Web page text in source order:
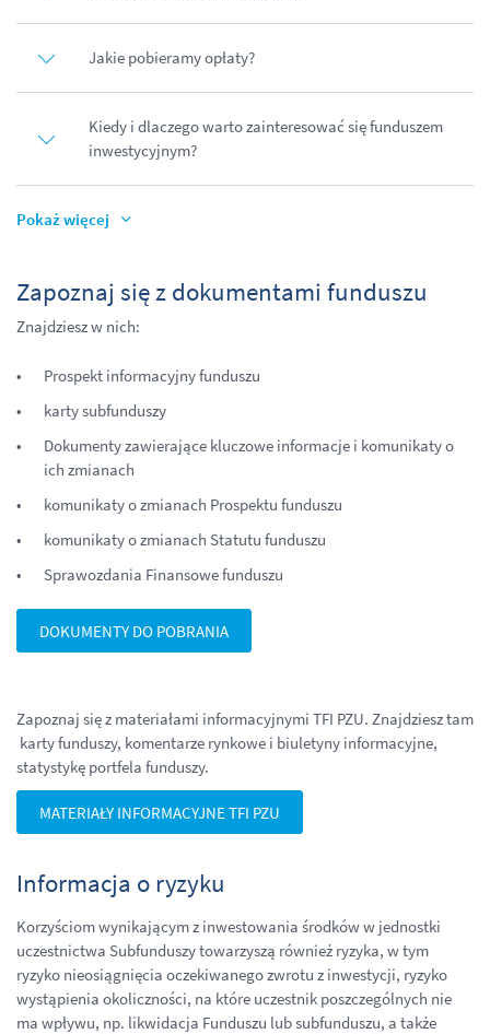
Jakie pobieramy opłaty?
Kiedy i dlaczego warto zainteresować się funduszem
inwestycyjnym?
Pokaż więcej
Zapoznaj się z dokumentami funduszu
Znajdziesz w nich:
Prospekt informacyjny funduszu
karty subfunduszy
Dokumenty zawierające kluczowe informacje i komunikaty o
ich zmianach
komunikaty o zmianach Prospektu funduszu
komunikaty o zmianach Statutu funduszu
Sprawozdania Finansowe funduszu
DOKUMENTY DO POBRANIA
Zapoznaj się z materiałami informacyjnymi TFI PZU. Znajdziesz tam
karty funduszy, komentarze rynkowe i biuletyny informacyjne,
statystykę portfela funduszy.
MATERIAŁY INFORMACYJNE TFI PZU
Informacja o ryzyku
Korzyściom wynikającym z inwestowania środków w jednostki
uczestnictwa Subfunduszy towarzyszą również ryzyka, w tym
ryzyko nieosiągnięcia oczekiwanego zwrotu z inwestycji, ryzyko
wystąpienia okoliczności, na które uczestnik poszczególnych nie
ma wpływu, np. likwidacja Funduszu lub subfunduszu, a także